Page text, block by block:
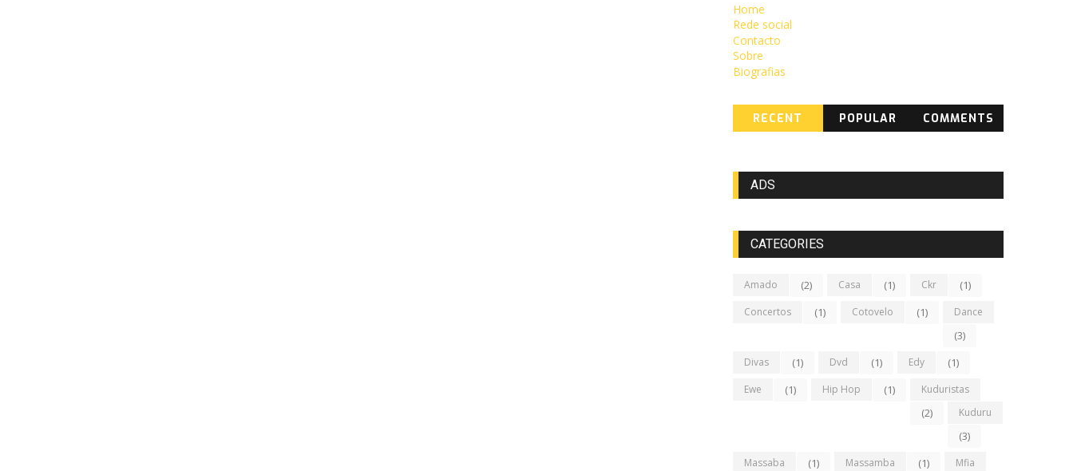
Home
Rede social
Contacto
Sobre
Biografias
RECENT POPULAR COMMENTS
ADS
CATEGORIES
Amado (2) Casa (1) Ckr (1)
Concertos (1) Cotovelo (1) Dance
(3)
Divas (1) Dvd (1) Edy (1)
Ewe (1) Hip Hop (1) Kuduristas
(2) Kuduru
(3)
Massaba (1) Massamba (1) Mfia